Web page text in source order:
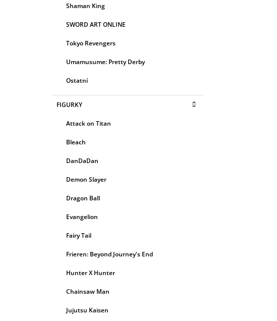
Shaman King
SWORD ART ONLINE
Tokyo Revengers
Umamusume: Pretty Derby
Ostatní
FIGURKY
Attack on Titan
Bleach
DanDaDan
Demon Slayer
Dragon Ball
Evangelion
Fairy Tail
Frieren: Beyond Journey's End
Hunter X Hunter
Chainsaw Man
Jujutsu Kaisen